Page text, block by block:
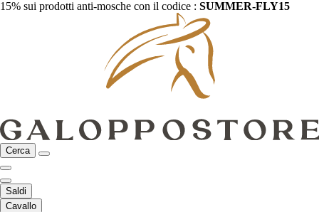
15% sui prodotti anti-mosche con il codice : SUMMER-FLY15
Cerca
Saldi
Cavallo